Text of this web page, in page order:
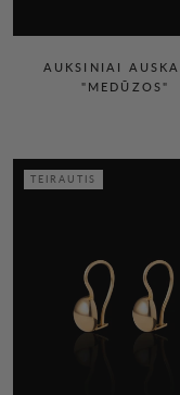
AUKSINIAI
"MEDŪZOS"
TEIRAUTIS